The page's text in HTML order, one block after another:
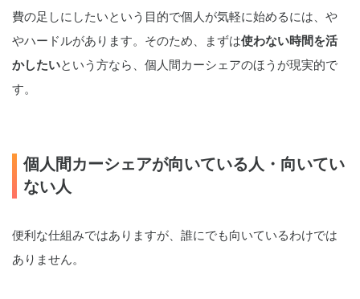
費の足しにしたいという目的で個人が気軽に始めるには、や
やハードルがあります。そのため、まずは使わない時間を活
かしたいという方なら、個人間カーシェアのほうが現実的で
す。
個人間カーシェアが向いている人・向いてい
ない人
便利な仕組みではありますが、誰にでも向いているわけでは
ありません。